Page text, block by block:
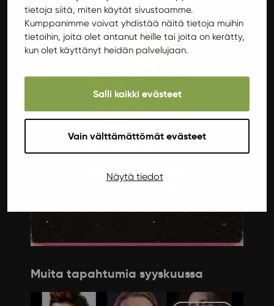
tietoja siitä, miten käytät sivustoamme.
Kumppanimme voivat yhdistää näitä tietoja muihin
tietoihin, joita olet antanut heille tai joita on kerätty,
kun olet käyttänyt heidän palvelujaan.
Salli kaikki evästeet
Vain välttämättömät evästeet
Näytä tiedot
Muita tapahtumia syyskuussa